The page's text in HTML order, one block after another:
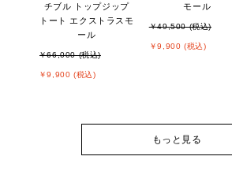
チブル トップジップ
トート エクストラスモ
ール
￥66,000 (税込)
￥9,900 (税込)
モール
￥49,500 (税込)
￥9,900 (税込)
もっと見る